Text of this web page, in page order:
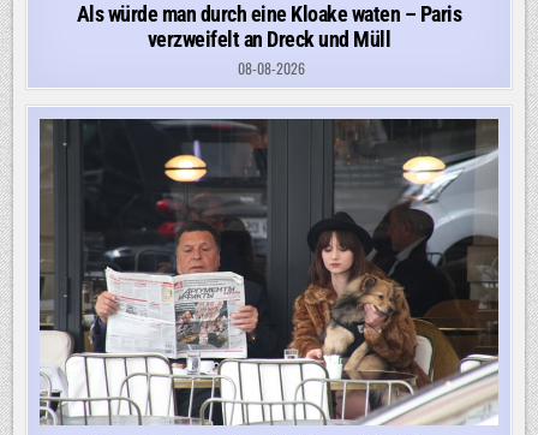
Als würde man durch eine Kloake waten – Paris
verzweifelt an Dreck und Müll
08-08-2026